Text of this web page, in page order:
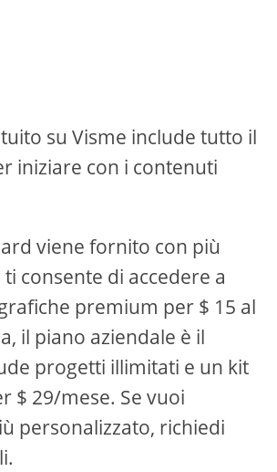
su Visme include tutto il
iniziare con i contenuti
viene fornito con più
consente di accedere a
premium per $ 15 al
il piano aziendale è il
progetti illimitati e un kit
$ 29/mese. Se vuoi
personalizzato, richiedi